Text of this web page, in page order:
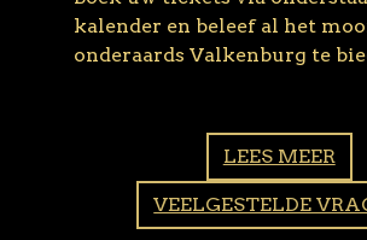
kalender en beleef al het
onderaards Valkenburg te
LEES MEER
VEELGESTELDE